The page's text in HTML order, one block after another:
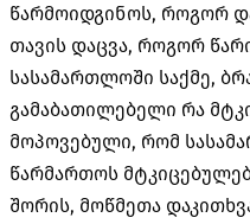
წარმოიდგინოს, როგორ
თავის დაცვა, როგორ
სასამართლოში საქმე,
გამაბათილებელი რა
მოპოვებული, რომ
წარმართოს
შორის, მოწმეთა